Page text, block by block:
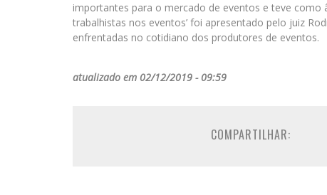
importantes para o mercado de eventos e teve como
trabalhistas nos eventos’ foi apresentado pelo juiz
enfrentadas no cotidiano dos produtores de eventos.
atualizado em 02/12/2019 - 09:59
COMPARTILHAR: